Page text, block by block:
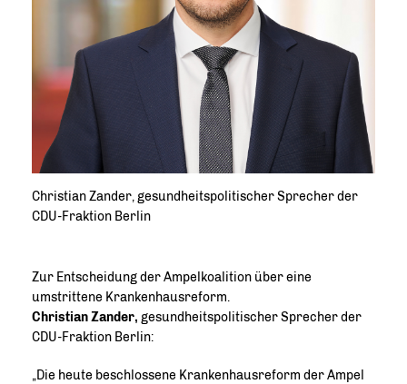
Christian Zander, gesundheitspolitischer Sprecher der
CDU-Fraktion Berlin
Zur Entscheidung der Ampelkoalition über eine
umstrittene Krankenhausreform.
Christian Zander, gesundheitspolitischer Sprecher der
CDU-Fraktion Berlin:
Die heute beschlossene Krankenhausreform der Ampel